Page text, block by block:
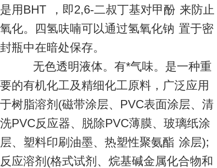
是用 BHT ，即2,6-二叔丁基对甲酚 来防止
氧化。四氢呋喃可以通过氢氧化钠 置于密
封瓶中在暗处保存。
无色透明液体。有*气味。是一种重
要的有机化工及精细化工原料，广泛应用
于树脂溶剂(磁带涂层、PVC表面涂层、清
洗PVC反应器、脱除PVC薄膜、玻璃纸涂
层、塑料印刷油墨、 热塑性聚氨酯 涂层);
反应溶剂(格式试剂、烷基碱金属化合物和